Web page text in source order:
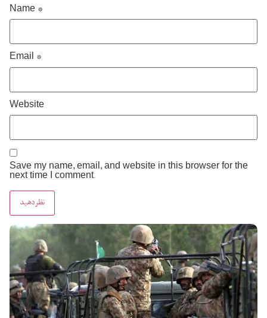
Name *
Email *
Website
Save my name, email, and website in this browser for the
next time I comment.